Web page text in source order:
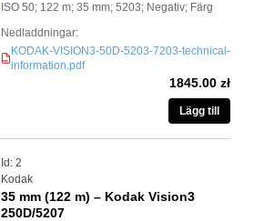
ISO 50; 122 m; 35 mm; 5203; Negativ; Färg
Nedladdningar:
PDF
KODAK-VISION3-50D-5203-7203-technical-
information.pdf
1845.00 zł
Lägg till
Id: 2
Kodak
35 mm (122 m) – Kodak Vision3
250D/5207